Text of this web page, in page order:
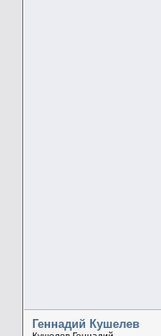
Геннадий Кушелев